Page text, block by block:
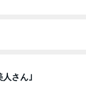
人さん｣